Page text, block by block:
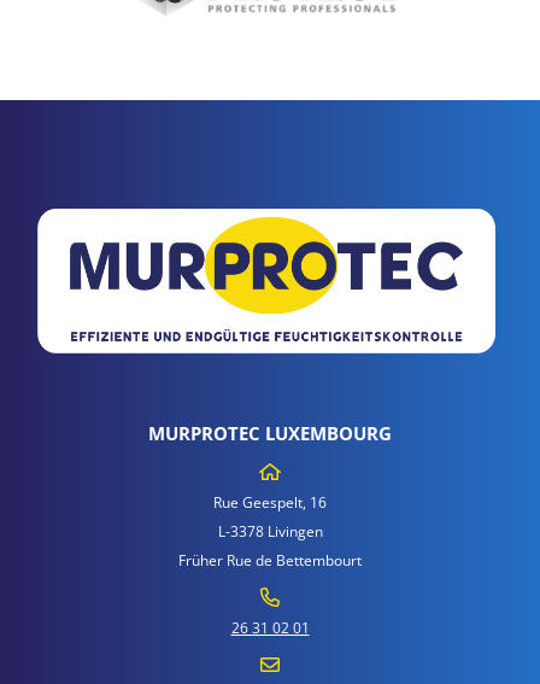
MURPROTEC LUXEMBOURG
Rue Geespelt, 16
L-3378 Livingen
Früher Rue de Bettembourt
26 31 02 01